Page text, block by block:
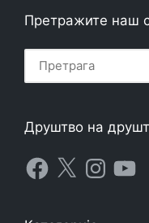
Претражите наш
Друштво на
Facebook
X Instagram